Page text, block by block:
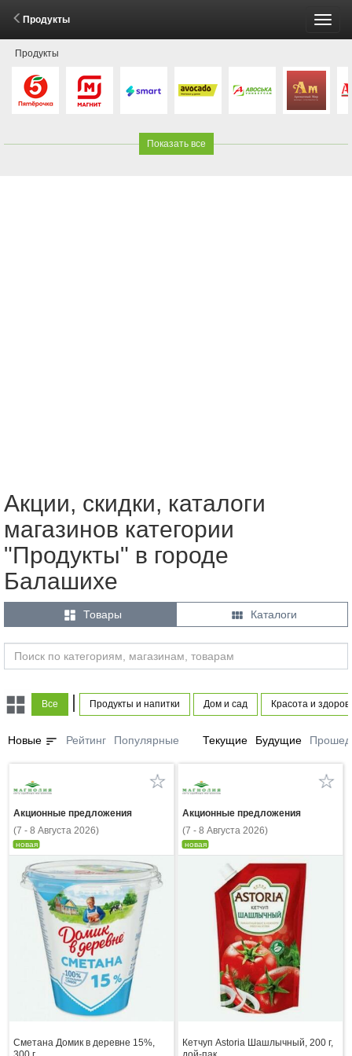
Продукты
Продукты
Показать все
Акции, скидки, каталоги
магазинов категории
"Продукты" в городе
Балашихе
 Товары  Каталоги
Все Продукты и напитки Дом и сад Красота и
Новые sort Рейтинг Популярные Текущие Будущие
Акционные предложения
(7 - 8 Августа 2026)
новая
Сметана Домик в деревне 15%,
Акционные предложения
(7 - 8 Августа 2026)
новая
Кетчуп Astoria Шашлычный, 200 г,